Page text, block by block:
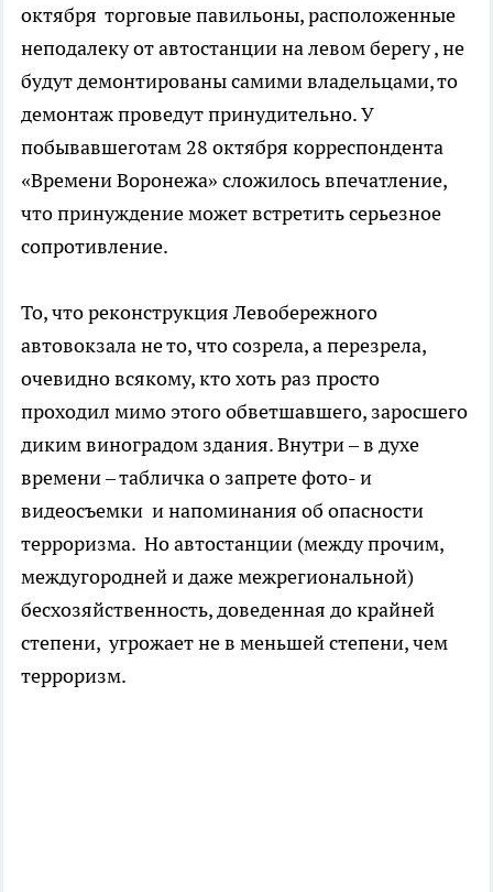
октября торговые павильоны, расположенные
неподалеку от автостанции на левом берегу , не
будут демонтированы самими владельцами, то
демонтаж проведут принудительно. У
побывавшеготам 28 октября корреспондента
«Времени Воронежа» сложилось впечатление,
что принуждение может встретить серьезное
сопротивление.
То, что реконструкция Левобережного
автовокзала не то, что созрела, а перезрела,
очевидно всякому, кто хоть раз просто
проходил мимо этого обветшавшего, заросшего
диким виноградом здания. Внутри – в духе
времени – табличка о запрете фото- и
видеосъемки и напоминания об опасности
терроризма. Но автостанции (между прочим,
междугородней и даже межрегиональной)
бесхозяйственность, доведенная до крайней
степени, угрожает не в меньшей степени, чем
терроризм.